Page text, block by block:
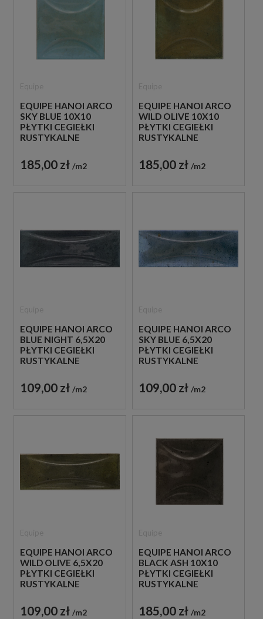
EQUIPE HANOI ARCO
SKY BLUE 10X10
PŁYTKI CEGIEŁKI
RUSTYKALNE
185,00 zł m2
EQUIPE HANOI ARCO
WILD OLIVE 10X10
PŁYTKI CEGIEŁKI
RUSTYKALNE
185,00 zł m2
EQUIPE HANOI ARCO
BLUE NIGHT 6,5X20
PŁYTKI CEGIEŁKI
RUSTYKALNE
109,00 zł m2
EQUIPE HANOI ARCO
SKY BLUE 6,5X20
PŁYTKI CEGIEŁKI
RUSTYKALNE
109,00 zł m2
EQUIPE HANOI ARCO
WILD OLIVE 6,5X20
PŁYTKI CEGIEŁKI
RUSTYKALNE
109,00 zł m2
EQUIPE HANOI ARCO
BLACK ASH 10X10
PŁYTKI CEGIEŁKI
RUSTYKALNE
185,00 zł m2